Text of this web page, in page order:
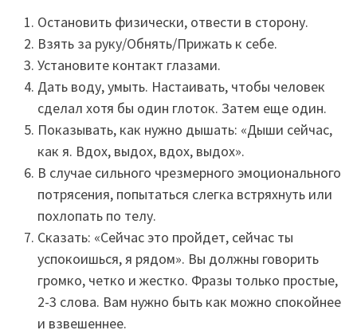
Остановить физически, отвести в сторону.
Взять за руку/Обнять/Прижать к себе.
Установите контакт глазами.
Дать воду, умыть. Настаивать, чтобы человек
сделал хотя бы один глоток. Затем еще один.
Показывать, как нужно дышать: «Дыши сейчас,
как я. Вдох, выдох, вдох, выдох».
В случае сильного чрезмерного эмоционального
потрясения, попытаться слегка встряхнуть или
похлопать по телу.
Сказать: «Сейчас это пройдет, сейчас ты
успокоишься, я рядом». Вы должны говорить
громко, четко и жестко. Фразы только простые,
2-3 слова. Вам нужно быть как можно спокойнее
и взвешеннее.